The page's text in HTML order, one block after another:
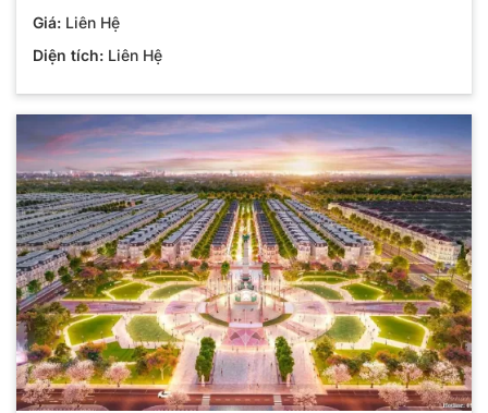
Giá:Liên Hệ
Diện tích:Liên Hệ